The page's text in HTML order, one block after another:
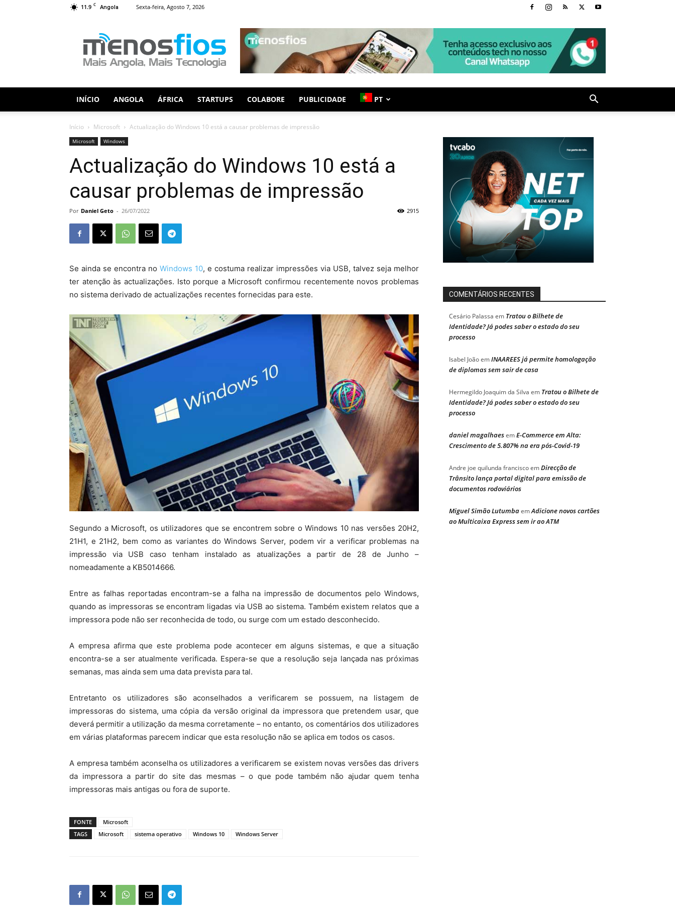
11.9 C Angola Sexta-feira, Agosto 7, 2026
Fios
INÍCIO ANGOLA ÁFRICA STARTUPS COLABORE PUBLICIDADE PT
Início Microsoft Actualização do Windows 10 está a causar problemas de impressão
Microsoft Windows
Actualização do Windows 10 está a
causar problemas de impressão
Por Daniel Geto - 26/07/2022 2915
Se ainda se encontra no Windows 10, e costuma realizar impressões via USB, talvez seja melhor
ter atenção às actualizações. Isto porque a Microsoft confirmou recentemente novos problemas
no sistema derivado de actualizações recentes fornecidas para este.
Segundo a Microsoft, os utilizadores que se encontrem sobre o Windows 10 nas versões 20H2,
21H1, e 21H2, bem como as variantes do Windows Server, podem vir a verificar problemas na
impressão via USB caso tenham instalado as atualizações a partir de 28 de Junho –
nomeadamente a KB5014666.
Entre as falhas reportadas encontram-se a falha na impressão de documentos pelo Windows,
quando as impressoras se encontram ligadas via USB ao sistema. Também existem relatos que a
impressora pode não ser reconhecida de todo, ou surge com um estado desconhecido.
A empresa afirma que este problema pode acontecer em alguns sistemas, e que a situação
encontra-se a ser atualmente verificada. Espera-se que a resolução seja lançada nas próximas
semanas, mas ainda sem uma data prevista para tal.
Entretanto os utilizadores são aconselhados a verificarem se possuem, na listagem de
impressoras do sistema, uma cópia da versão original da impressora que pretendem usar, que
deverá permitir a utilização da mesma corretamente – no entanto, os comentários dos utilizadores
em várias plataformas parecem indicar que esta resolução não se aplica em todos os casos.
A empresa também aconselha os utilizadores a verificarem se existem novas versões das drivers
da impressora a partir do site das mesmas – o que pode também não ajudar quem tenha
impressoras mais antigas ou fora de suporte.
FONTE
Microsoft
TAGS
Microsoft sistema operativo Windows 10 Windows Server
COMENTÁRIOS RECENTES
Cesário Palassa em Tratou o Bilhete de
Identidade? Já podes saber o estado do seu
processo
Isabel JoãoemINAAREES já permite homologação
de diplomas sem sair de casa
Hermegildo Joaquim da Silva em Tratou o Bilhete de
Identidade? Já podes saber o estado do seu
processo
daniel magalhaesemE-Commerce em Alta:
Crescimento de 5.807% na era pós-Covid-19
Andre joe quilunda franciscoemDirecção de
Trânsito lança portal digital para emissão de
documentos rodoviários
Miguel Simão LutumbaemAdicione novos cartões
ao Multicaixa Express sem ir ao ATM